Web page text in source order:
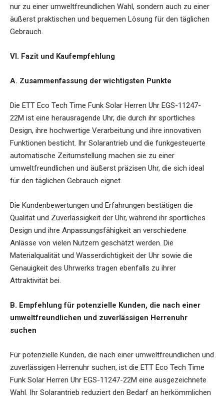
nur zu einer umweltfreundlichen Wahl, sondern auch zu einer
äußerst praktischen und bequemen Lösung für den täglichen
Gebrauch.
VI. Fazit und Kaufempfehlung
A. Zusammenfassung der wichtigsten Punkte
Die ETT Eco Tech Time Funk Solar Herren Uhr EGS-11247-
22M ist eine herausragende Uhr, die durch ihr sportliches
Design, ihre hochwertige Verarbeitung und ihre innovativen
Funktionen besticht. Ihr Solarantrieb und die funkgesteuerte
automatische Zeitumstellung machen sie zu einer
umweltfreundlichen und äußerst präzisen Uhr, die sich ideal
für den täglichen Gebrauch eignet.
Die Kundenbewertungen und Erfahrungen bestätigen die
Qualität und Zuverlässigkeit der Uhr, während ihr sportliches
Design und ihre Anpassungsfähigkeit an verschiedene
Anlässe von vielen Nutzern geschätzt werden. Die
Materialqualität und Wasserdichtigkeit der Uhr sowie die
Genauigkeit des Uhrwerks tragen ebenfalls zu ihrer
Attraktivität bei.
B. Empfehlung für potenzielle Kunden, die nach einer
umweltfreundlichen und zuverlässigen Herrenuhr
suchen
Für potenzielle Kunden, die nach einer umweltfreundlichen und
zuverlässigen Herrenuhr suchen, ist die ETT Eco Tech Time
Funk Solar Herren Uhr EGS-11247-22M eine ausgezeichnete
Wahl. Ihr Solarantrieb reduziert den Bedarf an herkömmlichen